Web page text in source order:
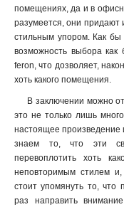
помещениях, да и в
разумеется, они придают
стильным упором. Как бы
возможность выбора
feron, что дозволяет,
хоть какого помещения.
В заключении можно
это не только лишь
настоящее произведение
знаем то, что эти
перевоплотить хоть
неповторимым стилем
стоит упомянуть то, что
раз направить